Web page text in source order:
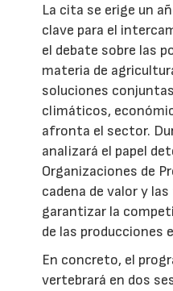
La cita se erige un
clave para el
el debate sobre las
materia de
soluciones
climáticos,
afronta el sector.
analizará el papel
Organizaciones de
cadena de valor y
garantizar la
de las producciones
En concreto, el
vertebrará en dos